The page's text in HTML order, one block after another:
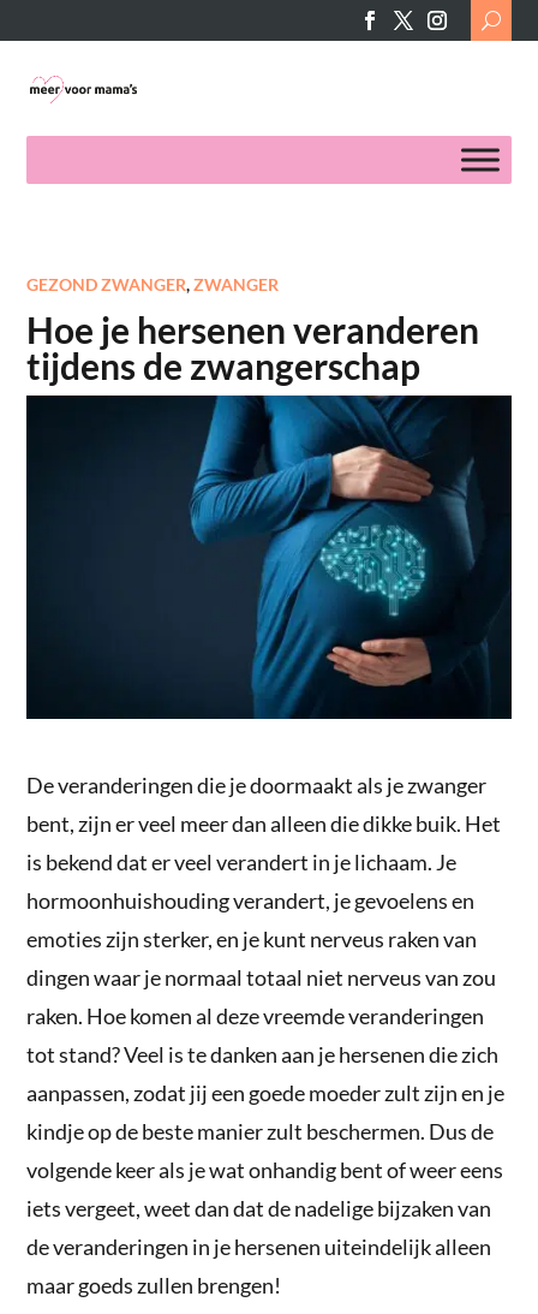
Search
for:
GEZOND ZWANGER,ZWANGER
Hoe je hersenen veranderen
tijdens de zwangerschap
De veranderingen die je doormaakt als je zwanger
bent, zijn er veel meer dan alleen die dikke buik. Het
is bekend dat er veel verandert in je lichaam. Je
hormoonhuishouding verandert, je gevoelens en
emoties zijn sterker, en je kunt nerveus raken van
dingen waar je normaal totaal niet nerveus van zou
raken. Hoe komen al deze vreemde veranderingen
tot stand? Veel is te danken aan je hersenen die zich
aanpassen, zodat jij een goede moeder zult zijn en je
kindje op de beste manier zult beschermen. Dus de
volgende keer als je wat onhandig bent of weer eens
iets vergeet, weet dan dat de nadelige bijzaken van
de veranderingen in je hersenen uiteindelijk alleen
maar goeds zullen brengen!